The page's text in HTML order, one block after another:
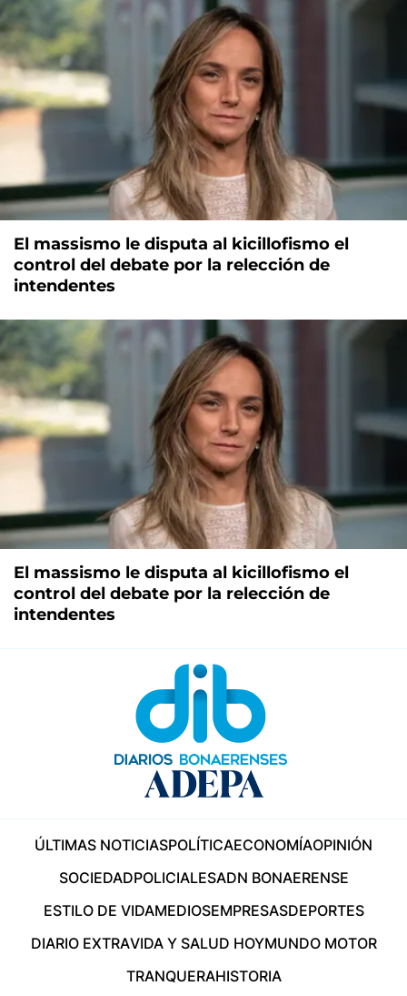
El massismo le disputa al kicillofismo el
control del debate por la relección de
intendentes
El massismo le disputa al kicillofismo el
control del debate por la relección de
intendentes
ÚLTIMAS NOTICIASPOLÍTICAECONOMÍAOPINIÓN
SOCIEDADPOLICIALESADN BONAERENSE
ESTILO DE VIDAMEDIOSEMPRESASDEPORTES
DIARIO EXTRAVIDA Y SALUD HOYMUNDO MOTOR
TRANQUERAHISTORIA